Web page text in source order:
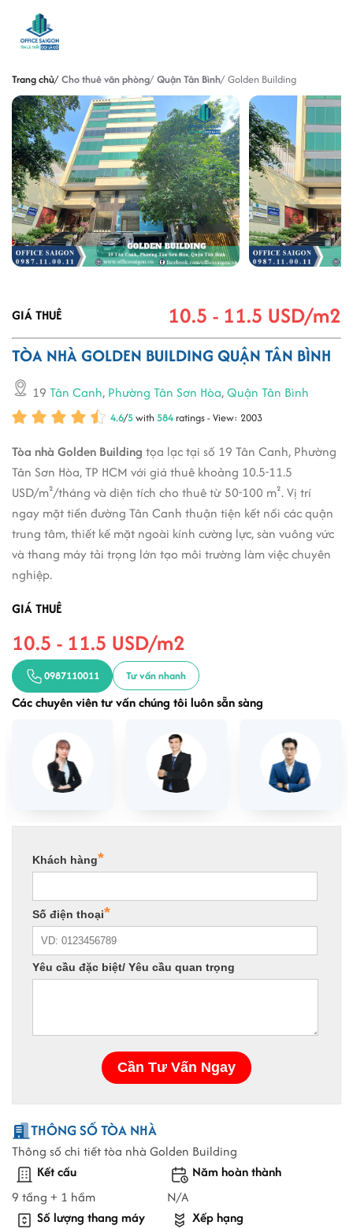
Trang chủ Cho thuê văn phòng Quận Tân Bình Golden Building
GIÁ THUÊ 10.5 - 11.5 USD/m2
TÒA NHÀ GOLDEN BUILDING QUẬN TÂN BÌNH
19 Tân Canh, Phường Tân Sơn Hòa,Quận Tân Bình
4.6/5with584 ratings - View: 2003
Tòa nhà Golden Building tọa lạc tại số 19 Tân Canh, Phường
Tân Sơn Hòa, TP HCM với giá thuê khoảng 10.5-11.5
USD/m²/tháng và diện tích cho thuê từ 50-100 m². Vị trí
ngay mặt tiền đường Tân Canh thuận tiện kết nối các quận
trung tâm, thiết kế mặt ngoài kính cường lực, sàn vuông vức
và thang máy tải trọng lớn tạo môi trường làm việc chuyên
nghiệp.
GIÁ THUÊ
10.5 - 11.5 USD/m2
0987110011 Tư vấn nhanh
Các chuyên viên tư vấn chúng tôi luôn sẵn sàng
THÔNG SỐ TÒA NHÀ
Thông số chi tiết tòa nhà Golden Building
Kết cấu
9 tầng + 1 hầm
Năm hoàn thành
N/A
Số lượng thang máy
Xếp hạng